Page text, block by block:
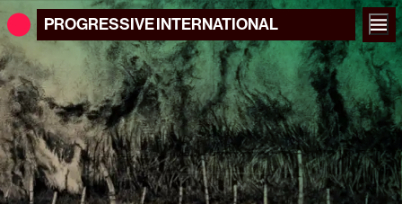
PROGRESSIVEINTERNATIONAL